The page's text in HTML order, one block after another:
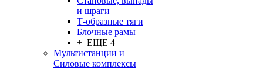
и шраги
Т-образные тяги
Блочные рамы
+ ЕЩЕ 4
Мультистанции и
Силовые комплексы